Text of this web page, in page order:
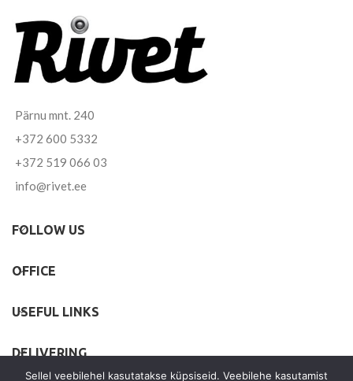
Pärnu mnt. 240
+372 600 5332
+372 519 066 03
info@rivet.ee
FOLLOW US
OFFICE
USEFUL LINKS
DELIVERING
Sellel veebilehel kasutatakse küpsiseid. Veebilehe kasutamist